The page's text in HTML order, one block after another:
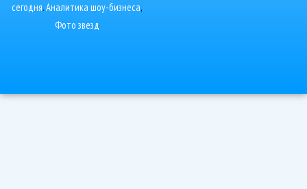
сегодня.Аналитика шоу-бизнеса,
Фото звезд